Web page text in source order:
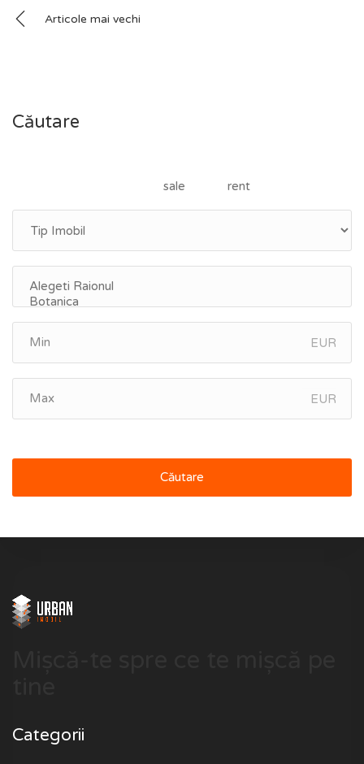
Navigare
Articole mai vechi
Căutare
sale rent
EUR
EUR
Căutare
Categorii